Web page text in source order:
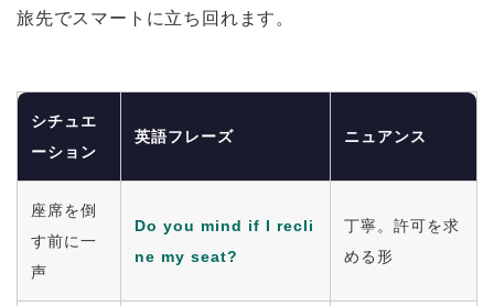
旅先でスマートに立ち回れます。
シチュエ
ーション
英語フレーズ ニュアンス
座席を倒
す前に一
声
Do you mind if I recli
ne my seat?
丁寧。許可を求
める形